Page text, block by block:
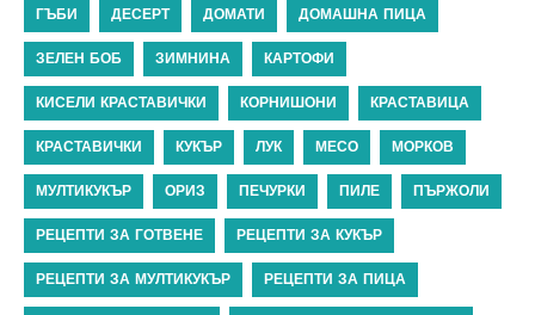
ГЪБИ ДЕСЕРТ ДОМАТИ ДОМАШНА ПИЦА
ЗЕЛЕН БОБ ЗИМНИНА КАРТОФИ
КИСЕЛИ КРАСТАВИЧКИ КОРНИШОНИ КРАСТАВИЦА
КРАСТАВИЧКИ КУКЪР ЛУК МЕСО МОРКОВ
МУЛТИКУКЪР ОРИЗ ПЕЧУРКИ ПИЛЕ ПЪРЖОЛИ
РЕЦЕПТИ ЗА ГОТВЕНЕ РЕЦЕПТИ ЗА КУКЪР
РЕЦЕПТИ ЗА МУЛТИКУКЪР РЕЦЕПТИ ЗА ПИЦА